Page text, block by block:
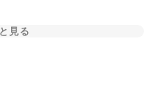
見る